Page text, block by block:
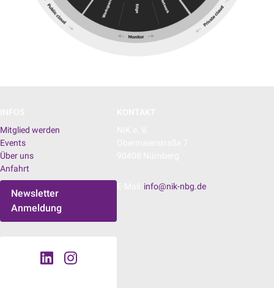
Mitglied werden
Events
Über uns
Anfahrt
Newsletter
Anmeldung
info@nik-nbg.de